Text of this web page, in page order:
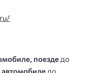
поезде до
автомобиле до